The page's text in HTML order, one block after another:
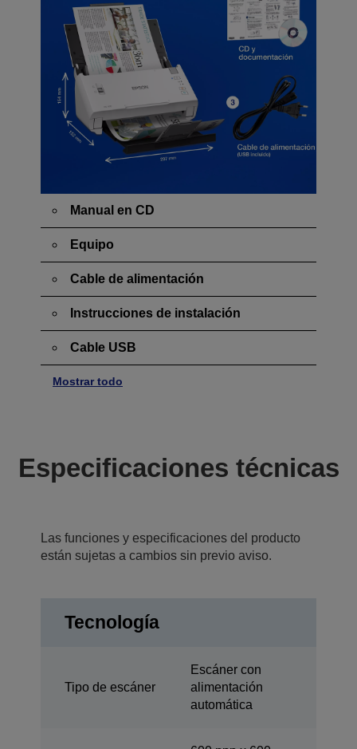
Manual en CD
Equipo
Cable de alimentación
Instrucciones de instalación
Cable USB
Mostrar todo
Especificaciones técnicas
Las funciones y especificaciones del producto
están sujetas a cambios sin previo aviso.
Tecnología
Tipo de escáner
Escáner con
alimentación
automática